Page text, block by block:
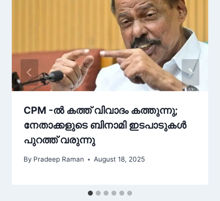
CPM -ൽ കത്ത് വിവാദം കത്തുന്നു;
നേതാക്കളുടെ ബിനാമി ഇടപാടുകൾ
പുറത്ത് വരുന്നു
By Pradeep Raman August 18, 2025